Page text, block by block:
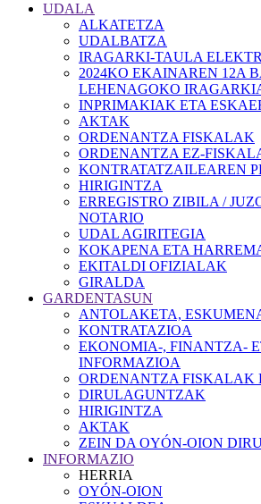
UDALA
ALKATETZA
UDALBATZA
IRAGARKI-TAULA
2024KO EKAINAREN 12A
LEHENAGOKO
INPRIMAKIAK ETA
AKTAK
ORDENANTZA FISKALAK
ORDENANTZA EZ-
KONTRATATZAILEAREN
HIRIGINTZA
ERREGISTRO ZIBILA /
NOTARIO
UDAL AGIRITEGIA
KOKAPENA ETA
EKITALDI OFIZIALAK
GIRALDA
GARDENTASUN
ANTOLAKETA,
KONTRATAZIOA
EKONOMIA-, FINANTZA-
INFORMAZIOA
ORDENANTZA FISKALAK
DIRULAGUNTZAK
HIRIGINTZA
AKTAK
ZEIN DA OYÓN-OION
INFORMAZIO
HERRIA
OYÓN-OION